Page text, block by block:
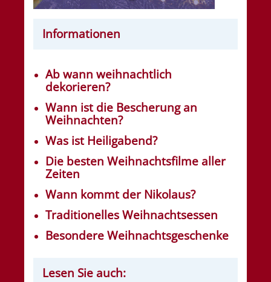
Informationen
Ab wann weihnachtlich
dekorieren?
Wann ist die Bescherung an
Weihnachten?
Was ist Heiligabend?
Die besten Weihnachtsfilme aller
Zeiten
Wann kommt der Nikolaus?
Traditionelles Weihnachtsessen
Besondere Weihnachtsgeschenke
Lesen Sie auch: